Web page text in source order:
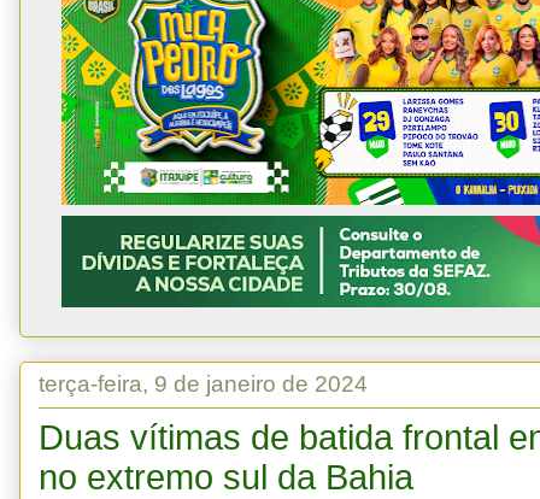
terça-feira, 9 de janeiro de 2024
Duas vítimas de batida frontal
no extremo sul da Bahia